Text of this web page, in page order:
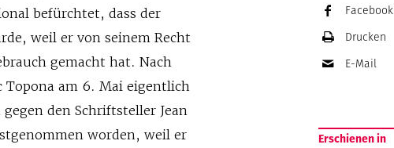
befürchtet, dass der
weil er von seinem Recht
gemacht hat. Nach
Topona am 6. Mai eigentlich
den Schriftsteller Jean
worden, weil er
Facebook
Drucken
E-Mail
Erschienen in